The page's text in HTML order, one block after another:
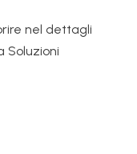
nel dettagli
Soluzioni